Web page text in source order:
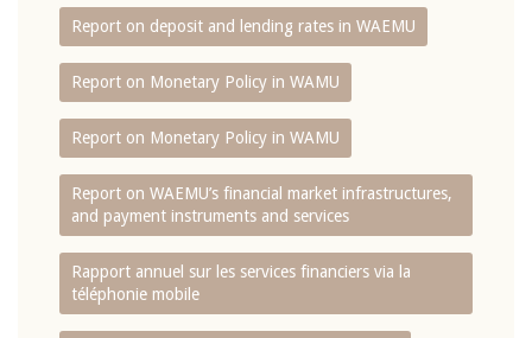
Report on deposit and lending rates in WAEMU
Report on Monetary Policy in WAMU
Report on Monetary Policy in WAMU
Report on WAEMU’s financial market infrastructures,
and payment instruments and services
Rapport annuel sur les services financiers via la
téléphonie mobile